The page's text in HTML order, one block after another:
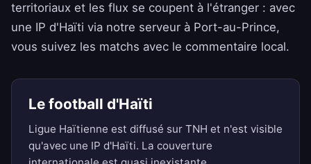
territoriaux et les flux se coupent à l'étranger : avec
une IP d'Haïti via notre serveur à Port-au-Prince,
vous suivez les matchs avec le commentaire local.
Le football d'Haïti
Ligue Haïtienne est diffusé sur TNH et n'est visible
qu'avec une IP d'Haïti. La couverture